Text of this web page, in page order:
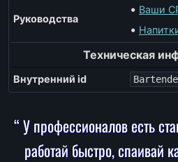
Руководства
Ваши
Техническая
Внутренний id
“ У профессионалов есть
работай быстро, спаивай